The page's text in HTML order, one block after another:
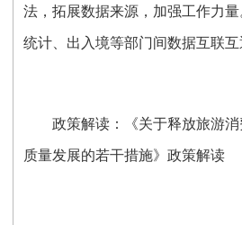
法，拓展数据来源，加强工作力量
统计、出入境等部门间数据互联互
政策解读： 《关于释放旅游
质量发展的若干措施》政策解读